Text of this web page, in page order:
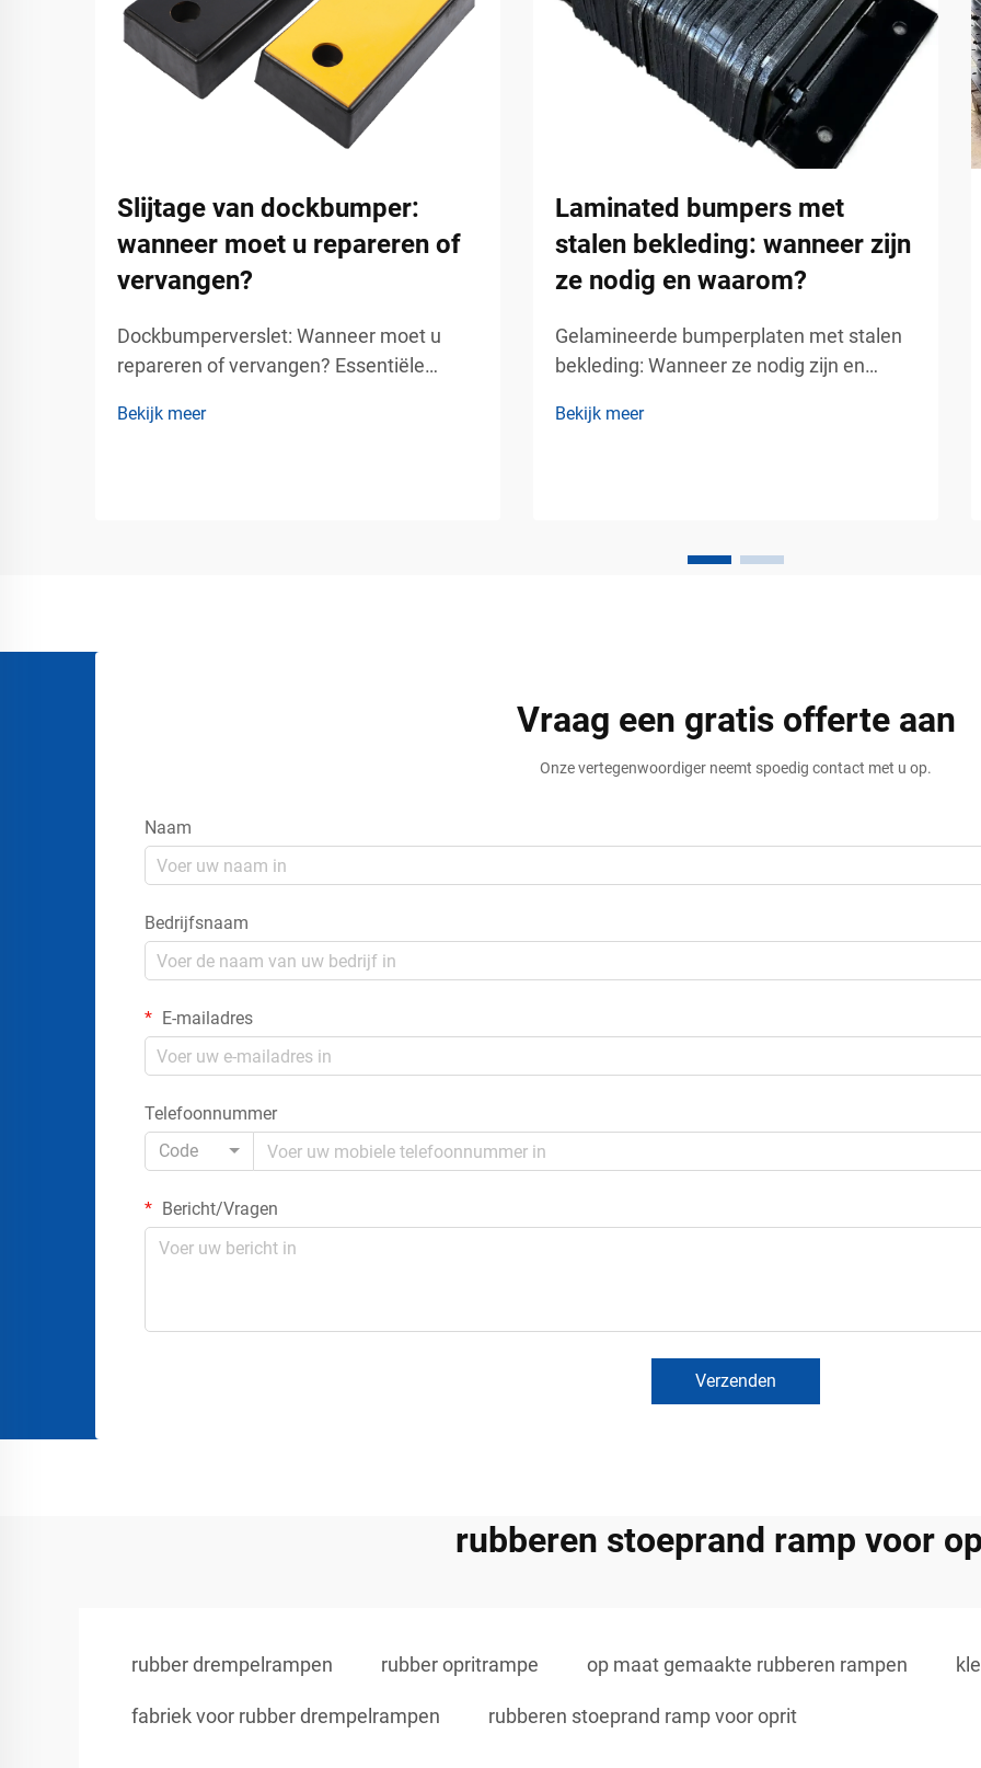
Slijtage van dockbumper:
wanneer moet u repareren of
vervangen?
Dockbumperverslet: Wanneer moet u
repareren of vervangen? Essentiële
industriële operaties. Laadpalen behoren
Bekijk meer
Laminated bumpers met
stalen bekleding: wanneer zijn
ze nodig en waarom?
Gelamineerde bumperplaten met stalen
bekleding: Wanneer ze nodig zijn en
veeleisende industriële omgevingen.
Bekijk meer
Vraag een gratis offerte aan
Onze vertegenwoordiger neemt spoedig contact met u op.
Naam
Bedrijfsnaam
E-mailadres
Telefoonnummer
Code
Bericht/Vragen
Verzenden
rubberen stoeprand ramp voor
rubber drempelrampen rubber opritrampe op maat gemaakte rubberen rampen
fabriek voor rubber drempelrampen rubberen stoeprand ramp voor oprit